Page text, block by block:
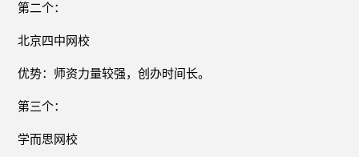
第二个：
北京四中网校
优势：师资力量较强，创办时间长。
第三个：
学而思网校